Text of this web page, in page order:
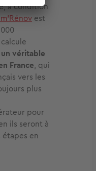
à condition
est
véritable
France, qui
vers les
plus
pour
ils seront à
en